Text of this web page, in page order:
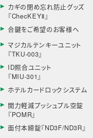
カギの閉め忘れ防止グッズ
『ChecKEYⅡ』
合鍵をご希望のお客様へ
マジカルテンキーユニット
『TKU-003』
ID照合ユニット
『MIU-301』
ホテルカードロックシステム
開力軽減プッシュプル空錠
『POMR』
面付本締錠『ND3F/ND3R』